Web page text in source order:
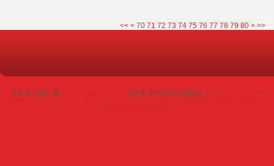
<< < 10
20
30
40
50
60
70 71 72 73 74 75 76 77 78 79 80 90
100
> >>
Voir le profil de sur le portail Overblog